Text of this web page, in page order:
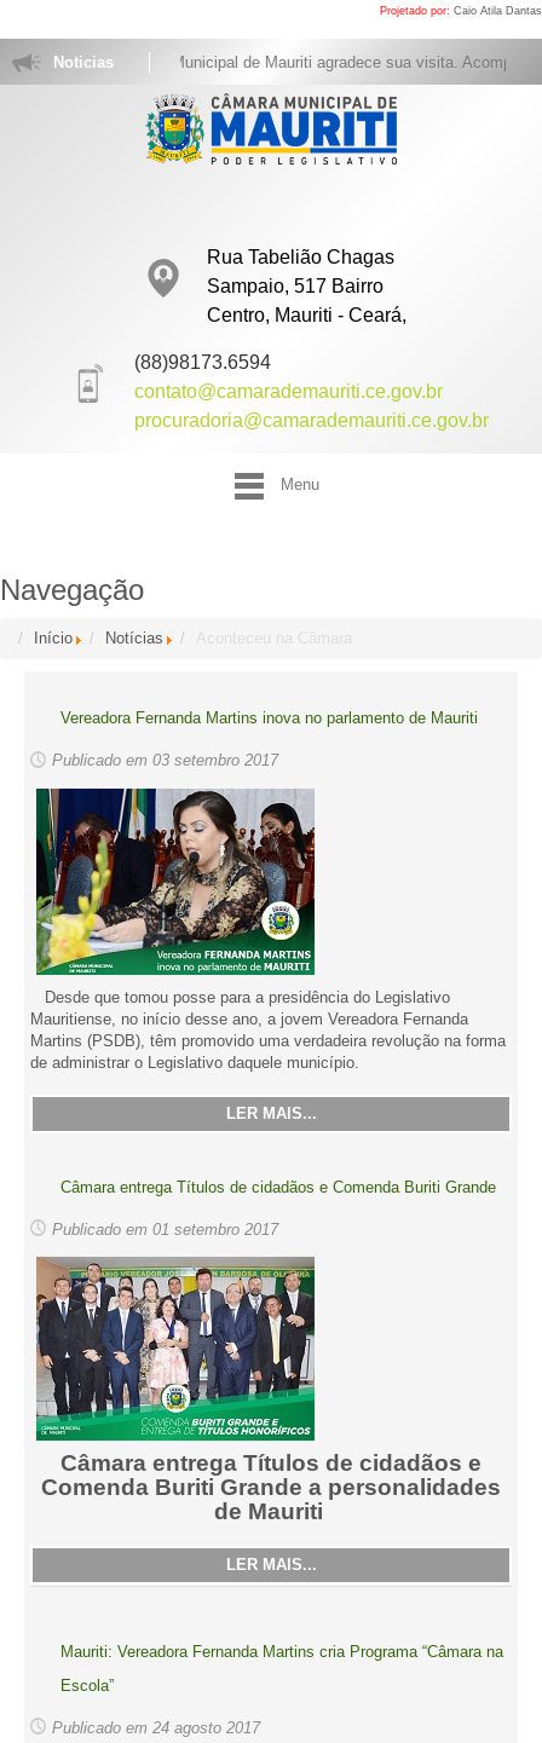
Projetado por: Caio Atila Dantas
Noticias
A Câmara Municipal de Mauriti agradece sua visita.
Rua Tabelião Chagas
Sampaio, 517 Bairro
Centro, Mauriti - Ceará,
(88)98173.6594
contato@camarademauriti.ce.gov.br
procuradoria@camarademauriti.ce.gov.br
Menu
Navegação
Início Notícias Aconteceu na Câmara
Vereadora Fernanda Martins inova no parlamento de Mauriti
Publicado em 03 setembro 2017
Desde que tomou posse para a presidência do Legislativo
Mauritiense, no início desse ano, a jovem Vereadora Fernanda
Martins (PSDB), têm promovido uma verdadeira revolução na forma
de administrar o Legislativo daquele município.
LER MAIS...
Câmara entrega Títulos de cidadãos e Comenda Buriti Grande
Publicado em 01 setembro 2017
Câmara entrega Títulos de cidadãos e
Comenda Buriti Grande a personalidades
de Mauriti
LER MAIS...
Mauriti: Vereadora Fernanda Martins cria Programa “Câmara na
Escola”
Publicado em 24 agosto 2017